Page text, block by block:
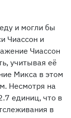
и могли бы
Чиассон и
Чиассон
учитывая её
Микса в этом
Несмотря на
единиц, что в
в